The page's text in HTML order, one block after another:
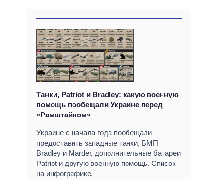
Танки, Patriot и Bradley: какую военную
помощь пообещали Украине перед
«Рамштайном»
Украине с начала года пообещали
предоставить западные танки, БМП
Bradley и Marder, дополнительные батареи
Patriot и другую военную помощь. Список –
на инфографике.